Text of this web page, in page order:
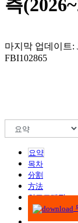
측
마지막 업데이트:
FBI102865
요약
목차
分割
方法
인포그래픽